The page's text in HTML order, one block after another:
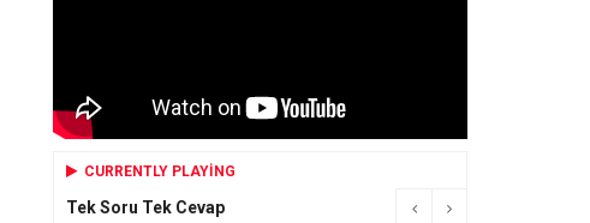
CURRENTLY PLAYING
Tek Soru Tek Cevap